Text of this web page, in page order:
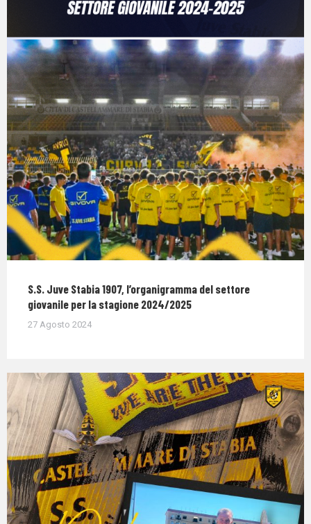
S.S. Juve Stabia 1907, l’organigramma del settore
giovanile per la stagione 2024/2025
27 Agosto 2024